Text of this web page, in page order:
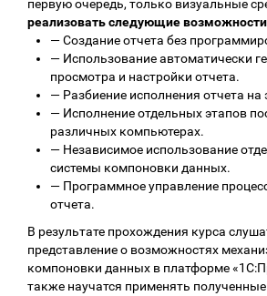
первую очередь, только визуальные
реализовать следующие возможности
—Создание отчета без
— Использование автоматически
просмотра и настройки отчета.
— Разбиение исполнения отчета на
— Исполнение отдельных этапов
различных компьютерах.
— Независимое использование
системы компоновки данных.
— Программное управление
отчета.
В результате прохождения курса
представление о возможностях
компоновки данных в платформе
также научатся применять